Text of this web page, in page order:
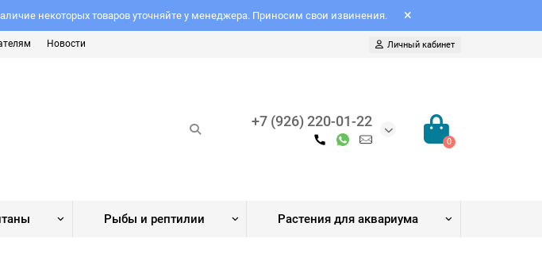
некоторых товаров уточняйте у менеджера. Приносим свои извинения.
Новости Личный кабинет
+7 (926) 220-01-22
0
Рыбы и рептилии Растения для аквариума